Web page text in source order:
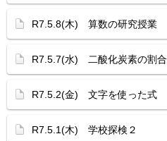
R7.5.8(木) 算数の研究授業
R7.5.7(水) 二酸化炭素の割合
R7.5.2(金) 文字を使った式
R7.5.1(木) 学校探検２